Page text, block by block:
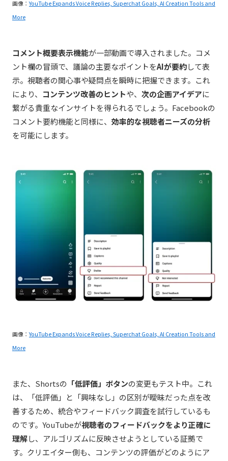
画像：YouTube Expands Voice Replies, Superchat Goals, AI Creation Tools and
More
コメント概要表示機能が一部動画で導入されました。コメ
ント欄の冒頭で、議論の主要なポイントをAIが要約して表
示。視聴者の関心事や疑問点を瞬時に把握できます。これ
により、 コンテンツ改善のヒントや、 次の企画アイデアに
繋がる貴重なインサイトを得られるでしょう。Facebookの
コメント要約機能と同様に、 効率的な視聴者ニーズの分析
を可能にします。
画像：YouTube Expands Voice Replies, Superchat Goals, AI Creation Tools and
More
また、Shortsの 「低評価」ボタンの変更もテスト中。これ
は、「低評価」と「興味なし」の区別が曖昧だった点を改
善するため、統合やフィードバック調査を試行しているも
のです。YouTubeが視聴者のフィードバックをより正確に
理解し、アルゴリズムに反映させようとしている証拠で
す。クリエイター側も、コンテンツの評価がどのようにア